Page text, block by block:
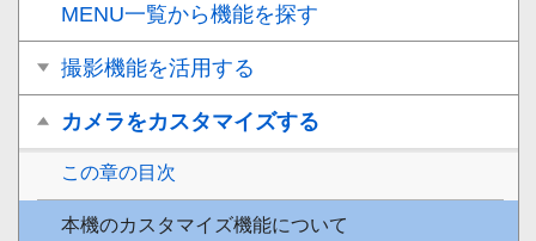
MENU一覧から機能を探す
撮影機能を活用する
カメラをカスタマイズする
この章の目次
本機のカスタマイズ機能について